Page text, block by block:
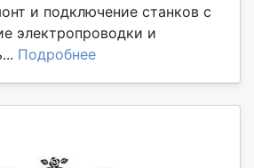
и подключение станков с
электропроводки и
Подробнее